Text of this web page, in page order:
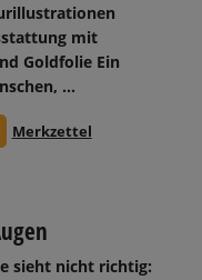
mit
Goldfolie Ein
...
In den Warenkorb
Merkzettel
sieht nicht richtig: